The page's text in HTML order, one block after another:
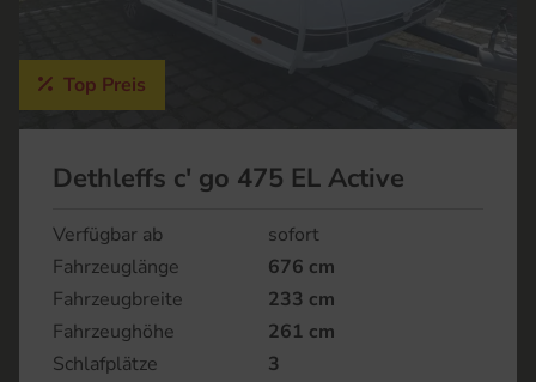
Top Preis
Dethleffs c' go 475 EL Active
Verfügbar ab
sofort
Fahrzeuglänge
676 cm
Fahrzeugbreite
233 cm
Fahrzeughöhe
261 cm
Schlafplätze
3